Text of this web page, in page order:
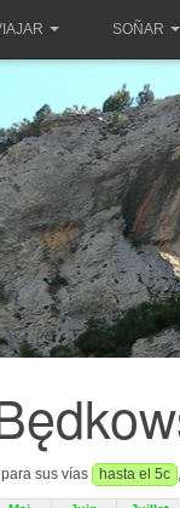
SOÑAR
sus vías hasta el 5c ,